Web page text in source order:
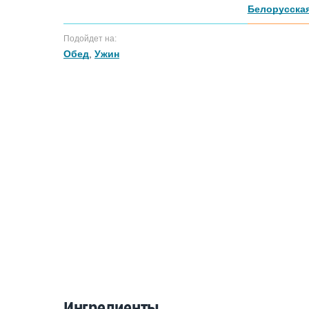
Подойдет на:
Обед Ужин